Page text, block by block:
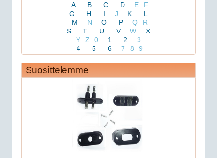
159.00€
Viper 3105V on 1-suu...
Avital 3305L autohälytin
A B C D E
F
G
H I J K
L
M
N O P Q
R
S
T U V W
X
Y
Z 0 1 2
3
4
5 6 7 8 9
Suosittelemme